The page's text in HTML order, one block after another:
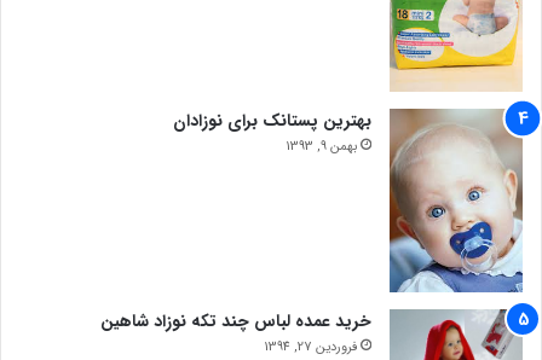
بهترین پستانک برای نوزادان
بهمن 9, 1393
خرید عمده لباس چند تکه نوزاد شاهین
فروردین 27, 1394